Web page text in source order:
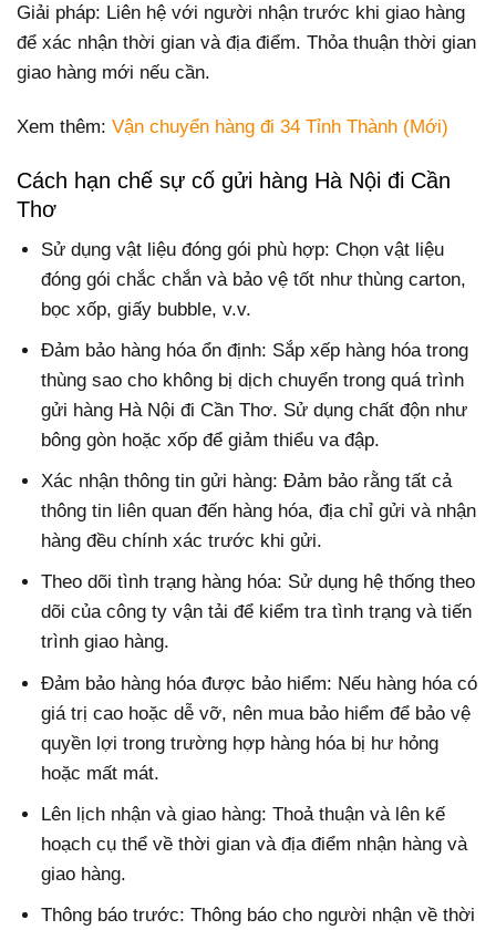
Giải pháp: Liên hệ với người nhận trước khi giao hàng
để xác nhận thời gian và địa điểm. Thỏa thuận thời gian
giao hàng mới nếu cần.
Xem thêm: Vận chuyển hàng đi 34 Tỉnh Thành (Mới)
Cách hạn chế sự cố gửi hàng Hà Nội đi Cần
Thơ
Sử dụng vật liệu đóng gói phù hợp: Chọn vật liệu
đóng gói chắc chắn và bảo vệ tốt như thùng carton,
bọc xốp, giấy bubble, v.v.
Đảm bảo hàng hóa ổn định: Sắp xếp hàng hóa trong
thùng sao cho không bị dịch chuyển trong quá trình
gửi hàng Hà Nội đi Cần Thơ. Sử dụng chất độn như
bông gòn hoặc xốp để giảm thiểu va đập.
Xác nhận thông tin gửi hàng: Đảm bảo rằng tất cả
thông tin liên quan đến hàng hóa, địa chỉ gửi và nhận
hàng đều chính xác trước khi gửi.
Theo dõi tình trạng hàng hóa: Sử dụng hệ thống theo
dõi của công ty vận tải để kiểm tra tình trạng và tiến
trình giao hàng.
Đảm bảo hàng hóa được bảo hiểm: Nếu hàng hóa có
giá trị cao hoặc dễ vỡ, nên mua bảo hiểm để bảo vệ
quyền lợi trong trường hợp hàng hóa bị hư hỏng
hoặc mất mát.
Lên lịch nhận và giao hàng: Thoả thuận và lên kế
hoạch cụ thể về thời gian và địa điểm nhận hàng và
giao hàng.
Thông báo trước: Thông báo cho người nhận về thời